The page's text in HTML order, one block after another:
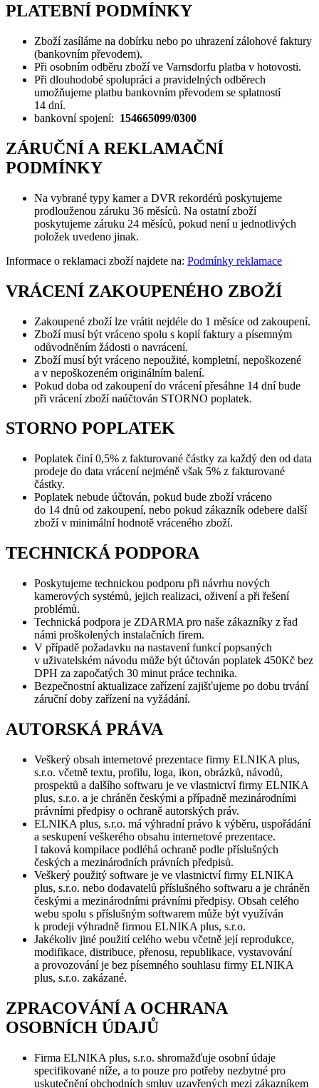
PLATEBNÍ PODMÍNKY
Zboží zasíláme na dobírku nebo po uhrazení zálohové faktury
(bankovním převodem).
Při osobním odběru zboží ve Varnsdorfu platba v hotovosti.
Při dlouhodobé spolupráci a pravidelných odběrech
umožňujeme platbu bankovním převodem se splatností
14 dní.
bankovní spojení: 154665099/0300
ZÁRUČNÍ A REKLAMAČNÍ
PODMÍNKY
Na vybrané typy kamer a DVR rekordérů poskytujeme
prodlouženou záruku 36 měsíců. Na ostatní zboží
poskytujeme záruku 24 měsíců, pokud není u jednotlivých
položek uvedeno jinak.
Informace o reklamaci zboží najdete na: Podmínky reklamace
VRÁCENÍ ZAKOUPENÉHO ZBOŽÍ
Zakoupené zboží lze vrátit nejdéle do 1 měsíce od zakoupení.
Zboží musí být vráceno spolu s kopií faktury a písemným
odůvodněním žádosti o navrácení.
Zboží musí být vráceno nepoužité, kompletní, nepoškozené
a v nepoškozeném originálním balení.
Pokud doba od zakoupení do vrácení přesáhne 14 dní bude
při vrácení zboží naúčtován STORNO poplatek.
STORNO POPLATEK
Poplatek činí 0,5% z fakturované částky za každý den od data
prodeje do data vrácení nejméně však 5% z fakturované
částky.
Poplatek nebude účtován, pokud bude zboží vráceno
do 14 dnů od zakoupení, nebo pokud zákazník odebere další
zboží v minimální hodnotě vráceného zboží.
TECHNICKÁ PODPORA
Poskytujeme technickou podporu při návrhu nových
kamerových systémů, jejich realizaci, oživení a při řešení
problémů.
Technická podpora je ZDARMA pro naše zákazníky z řad
námi proškolených instalačních firem.
V případě požadavku na nastavení funkcí popsaných
v uživatelském návodu může být účtován poplatek 450Kč bez
DPH za započatých 30 minut práce technika.
Bezpečnostní aktualizace zařízení zajišťujeme po dobu trvání
záruční doby zařízení na vyžádání.
AUTORSKÁ PRÁVA
Veškerý obsah internetové prezentace firmy ELNIKA plus,
s.r.o. včetně textu, profilu, loga, ikon, obrázků, návodů,
prospektů a dalšího softwaru je ve vlastnictví firmy ELNIKA
plus, s.r.o. a je chráněn českými a případně mezinárodními
právními předpisy o ochraně autorských práv.
ELNIKA plus, s.r.o. má výhradní právo k výběru, uspořádání
a seskupení veškerého obsahu internetové prezentace.
I taková kompilace podléhá ochraně podle příslušných
českých a mezinárodních právních předpisů.
Veškerý použitý software je ve vlastnictví firmy ELNIKA
plus, s.r.o. nebo dodavatelů příslušného softwaru a je chráněn
českými a mezinárodními právními předpisy. Obsah celého
webu spolu s příslušným softwarem může být využíván
k prodeji výhradně firmou ELNIKA plus, s.r.o.
Jakékoliv jiné použití celého webu včetně její reprodukce,
modifikace, distribuce, přenosu, republikace, vystavování
a provozování je bez písemného souhlasu firmy ELNIKA
plus, s.r.o. zakázané.
ZPRACOVÁNÍ A OCHRANA
OSOBNÍCH ÚDAJŮ
Firma ELNIKA plus, s.r.o. shromažďuje osobní údaje
specifikované níže, a to pouze pro potřeby nezbytné pro
uskutečnění obchodních smluv uzavřených mezi zákazníkem